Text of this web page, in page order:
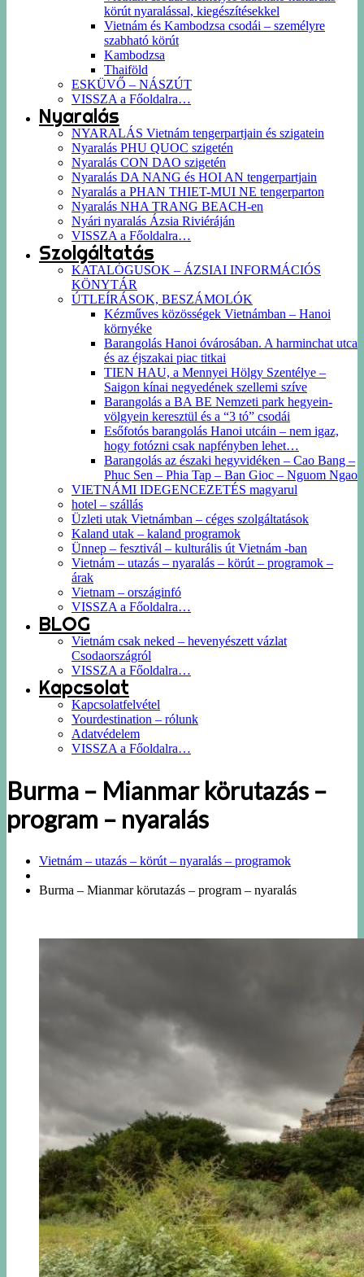
körút nyaralással, kiegészítésekkel
Vietnám és Kambodzsa csodái – személyre
szabható körút
Kambodzsa
Thaiföld
ESKÜVŐ – NÁSZÚT
VISSZA a Főoldalra…
Nyaralás
NYARALÁS Vietnám tengerpartjain és szigatein
Nyaralás PHU QUOC szigetén
Nyaralás CON DAO szigetén
Nyaralás DA NANG és HOI AN tengerpartjain
Nyaralás a PHAN THIET-MUI NE tengerparton
Nyaralás NHA TRANG BEACH-en
Nyári nyaralás Ázsia Riviéráján
VISSZA a Főoldalra…
Szolgáltatás
KATALÓGUSOK – ÁZSIAI INFORMÁCIÓS
KÖNYTÁR
ÚTLEÍRÁSOK, BESZÁMOLÓK
Kézműves közösségek Vietnámban – Hanoi
környéke
Barangolás Hanoi óvárosában. A harminchat utca
és az éjszakai piac titkai
TIEN HAU, a Mennyei Hölgy Szentélye –
Saigon kínai negyedének szellemi szíve
Barangolás a BA BE Nemzeti park hegyein-
völgyein keresztül és a “3 tó” csodái
Esőfotós barangolás Hanoi utcáin – nem igaz,
hogy fotózni csak napfényben lehet…
Barangolás az északi hegyvidéken – Cao Bang –
Phuc Sen – Phia Tap – Ban Gioc – Nguom Ngao
VIETNÁMI IDEGENCEZETÉS magyarul
hotel – szállás
Üzleti utak Vietnámban – céges szolgáltatások
Kaland utak – kaland programok
Ünnep – fesztivál – kulturális út Vietnám -ban
Vietnám – utazás – nyaralás – körút – programok –
árak
Vietnam – országinfó
VISSZA a Főoldalra…
BLOG
Vietnám csak neked – hevenyészett vázlat
Csodaországról
VISSZA a Főoldalra…
Kapcsolat
Kapcsolatfelvétel
Yourdestination – rólunk
Adatvédelem
VISSZA a Főoldalra…
Burma – Mianmar körutazás –
program – nyaralás
Vietnám – utazás – körút – nyaralás – programok
Burma – Mianmar körutazás – program – nyaralás